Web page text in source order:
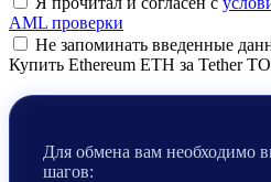
AML проверки
Не запоминать введенные
Купить Ethereum ETH за Tether
Для обмена вам необходимо
шагов: